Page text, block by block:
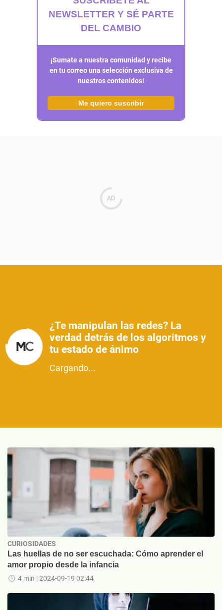
NEWSLETTER Y SÉ PARTE
DEL CAMBIO
¡Sumate a nuestra comunidad y recibe
en tu correo una selección exclusiva de
nuestros contenidos!
Me quiero suscribir
¿Te manipulan las redes? La
verdad detrás de los algoritmos y
tu estado de ánimo
Cargando...
CURIOSIDADES
Las huellas de no ser escuchada: Cómo aprender el
amor propio desde la infancia
4 min | 2024-09-19 02:44